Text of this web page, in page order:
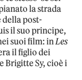
la strada
post-
il suo principe,
suoi film: inLes
il figlio dei
Brigitte Sy, cioè i